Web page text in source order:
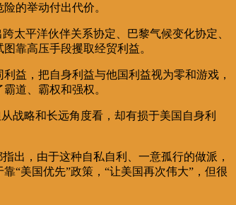
的举动付出代价。
太平洋伙伴关系协定、巴黎气候变化协定、
靠高压手段攫取经贸利益。
益，把自身利益与他国利益视为零和游戏，
道、霸权和强权。
战略和长远角度看，却有损于美国自身利
出，由于这种自私自利、一意孤行的做派，
“美国优先”政策，“让美国再次伟大”，但很